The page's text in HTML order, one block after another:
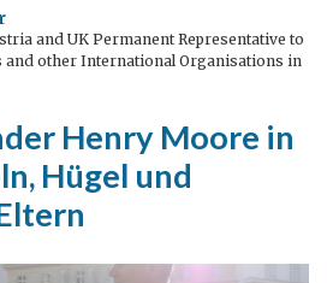
and UK Permanent Representative to
and other International Organisations in
Henry Moore in
Hügel und